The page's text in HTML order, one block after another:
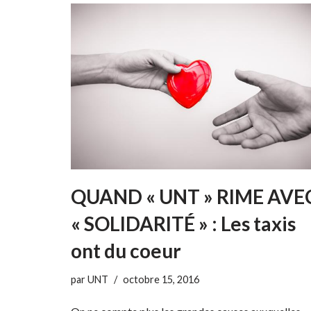
QUAND « UNT » RIME
« SOLIDARITÉ » : Les taxis
ont du coeur
parUNT octobre 15, 2016